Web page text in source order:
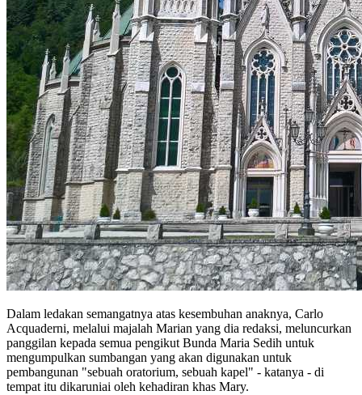
Dalam ledakan semangatnya atas kesembuhan anaknya, Carlo
Acquaderni, melalui majalah Marian yang dia redaksi, meluncurkan
panggilan kepada semua pengikut Bunda Maria Sedih untuk
mengumpulkan sumbangan yang akan digunakan untuk
pembangunan "sebuah oratorium, sebuah kapel" - katanya - di
tempat itu dikaruniai oleh kehadiran khas Mary.